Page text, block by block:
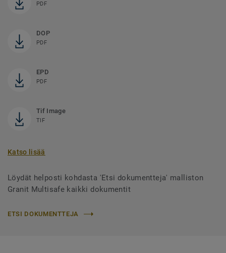
PDF
DOP
PDF
EPD
PDF
Tif Image
TIF
Katso lisää
Löydät helposti kohdasta 'Etsi dokumentteja' malliston
Granit Multisafe kaikki dokumentit
ETSI DOKUMENTTEJA